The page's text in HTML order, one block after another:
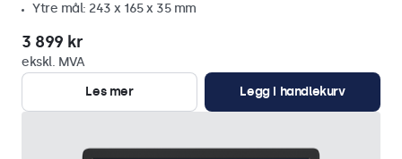
Ytre mål: 243 x 165 x 35 mm
3 899 kr
ekskl. MVA
Les mer
Legg i handlekurv